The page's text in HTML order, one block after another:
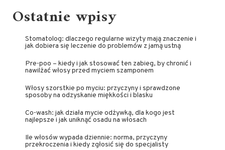
Ostatnie wpisy
Stomatolog: dlaczego regularne wizyty mają znaczenie i
jak dobiera się leczenie do problemów z jamą ustną
Pre-poo – kiedy i jak stosować ten zabieg, by chronić i
nawilżać włosy przed myciem szamponem
Włosy szorstkie po myciu: przyczyny i sprawdzone
sposoby na odzyskanie miękkości i blasku
Co-wash: jak działa mycie odżywką, dla kogo jest
najlepsze i jak uniknąć osadu na włosach
Ile włosów wypada dziennie: norma, przyczyny
przekroczenia i kiedy zgłosić się do specjalisty